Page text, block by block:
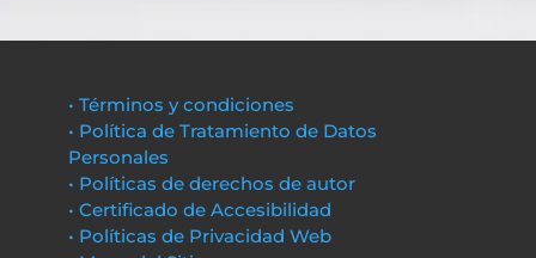
• Términos y condiciones
• Política de Tratamiento de Datos
Personales
• Políticas de derechos de autor
• Certificado de Accesibilidad
• Políticas de Privacidad Web